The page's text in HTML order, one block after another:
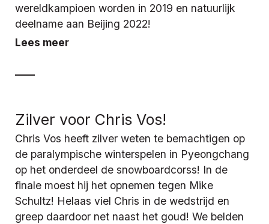
wereldkampioen worden in 2019 en natuurlijk
deelname aan Beijing 2022!
Lees meer
Zilver voor Chris Vos!
Chris Vos heeft zilver weten te bemachtigen op
de paralympische winterspelen in Pyeongchang
op het onderdeel de snowboardcorss! In de
finale moest hij het opnemen tegen Mike
Schultz! Helaas viel Chris in de wedstrijd en
greep daardoor net naast het goud! We belden